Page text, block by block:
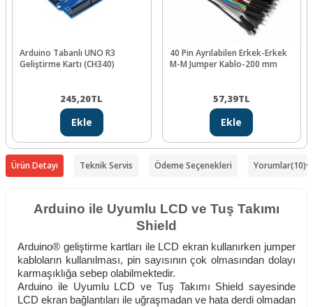
Arduino Tabanlı UNO R3
Geliştirme Kartı (CH340)
245,20TL
Ekle
40 Pin Ayrılabilen Erkek-Erkek
M-M Jumper Kablo-200 mm
57,39TL
Ekle
Ürün Detayı Teknik Servis Ödeme Seçenekleri Yorumlar(10)
Arduino ile Uyumlu LCD ve Tuş Takımı
Shield
Arduino® geliştirme kartları ile LCD ekran kullanırken jumper
kabloların kullanılması, pin sayısının çok olmasından dolayı
karmaşıklığa sebep olabilmektedir.
Arduino ile Uyumlu LCD ve Tuş Takımı Shield sayesinde
LCD ekran bağlantıları ile uğraşmadan ve hata derdi olmadan